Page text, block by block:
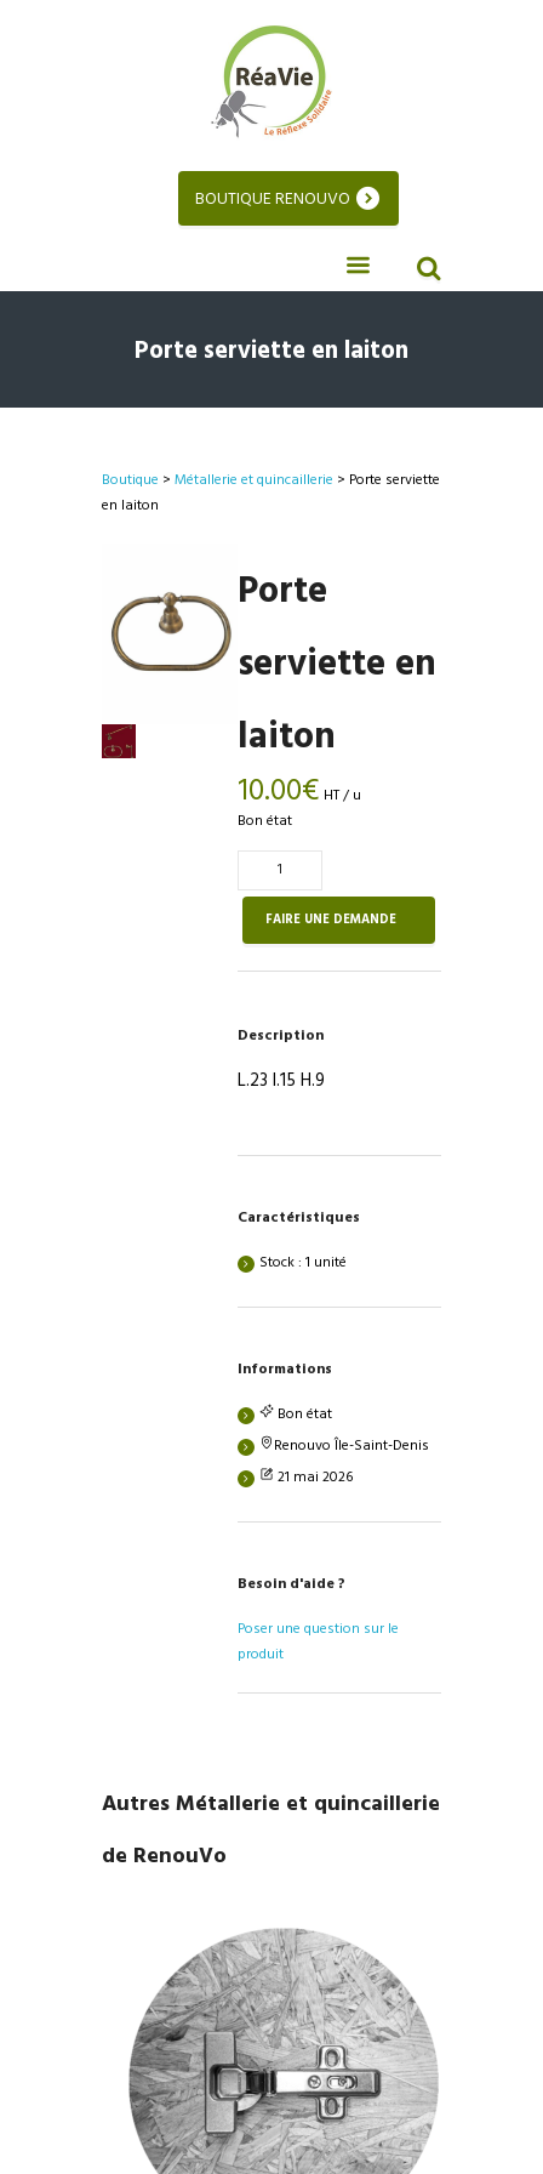
BOUTIQUE RENOUVO
Porte serviette en laiton
Boutique > Métallerie et quincaillerie > Porte serviette
en laiton
Porte
serviette en
laiton
10.00€ HT / u
Bon état
Quantité
de
Porte
serviette
FAIRE UNE DEMANDE
Description
L.23 l.15 H.9
Caractéristiques
Stock : 1 unité
Informations
Bon état
Renouvo Île-Saint-Denis
21 mai 2026
Besoin d'aide ?
Poser une question sur le
produit
Autres Métallerie et quincaillerie
de RenouVo